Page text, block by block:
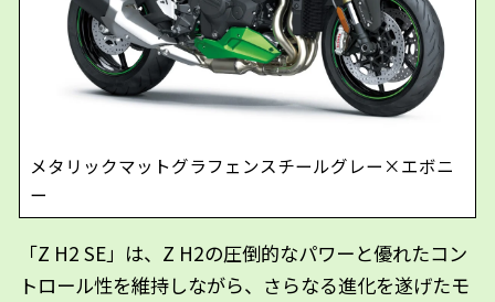
メタリックマットグラフェンスチールグレー×エボニ
ー
「Z H2 SE」は、Z H2の圧倒的なパワーと優れたコン
トロール性を維持しながら、さらなる進化を遂げたモ